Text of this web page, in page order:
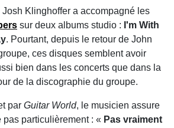
Josh Klinghoffer a accompagné les
sur deux albums studio : I'm With
. Pourtant, depuis le retour de John
ces disques semblent avoir
bien dans les concerts que dans la
de la discographie du groupe.
par Guitar World, le musicien assure
particulièrement : « Pas vraiment